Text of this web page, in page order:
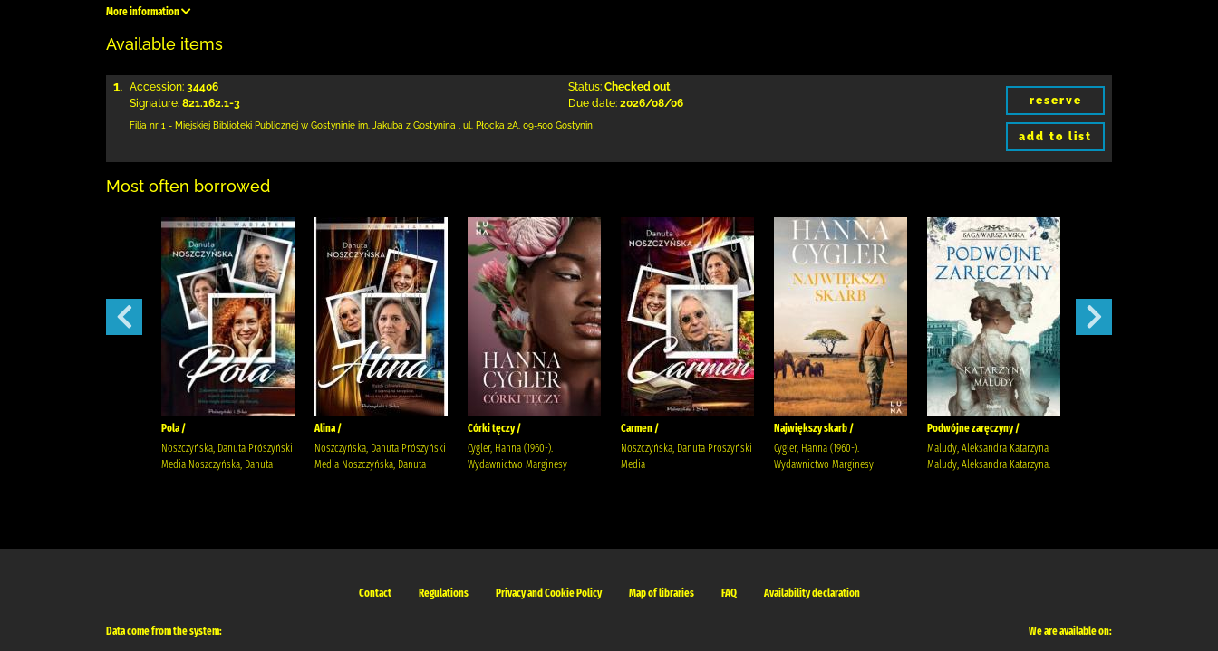
More information
Available items
1. Accession: 34406
Signature: 821.162.1-3
Status: Checked out
Due date: 2026/08/06
Filia nr 1 - Miejskiej Biblioteki Publicznej w Gostyninie im. Jakuba z Gostynina ul. Płocka 2A 09-500 Gostynin
reserve
add to list
Most often borrowed
Pola /
Noszczyńska, Danuta Prószyński
Media Noszczyńska, Danuta
Alina /
Noszczyńska, Danuta Prószyński
Media Noszczyńska, Danuta
Córki tęczy /
Cygler, Hanna (1960-).
Wydawnictwo Marginesy
Carmen /
Noszczyńska, Danuta Prószyński
Media
Największy skarb /
Cygler, Hanna (1960-).
Wydawnictwo Marginesy
Podwójne zaręczyny /
Maludy, Aleksandra Katarzyna
Maludy, Aleksandra Katarzyna.
Contact Regulations Privacy and Cookie Policy Map of libraries FAQ Availability declaration
Data come from the system: We are available on: